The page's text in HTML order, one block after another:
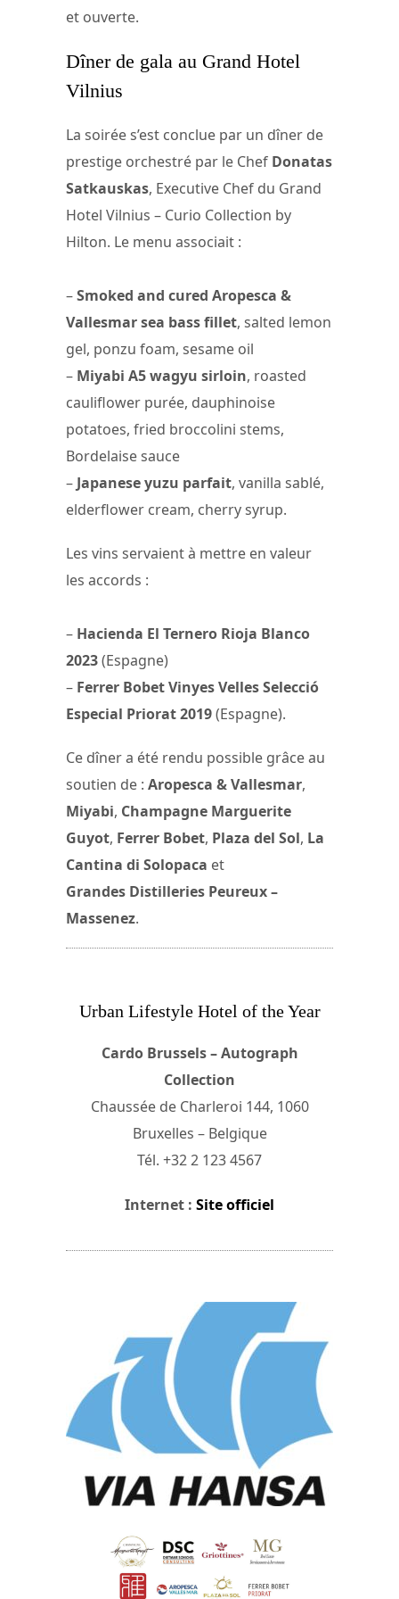
et ouverte.
Dîner de gala au Grand Hotel
Vilnius
La soirée s’est conclue par un dîner de
prestige orchestré par le Chef Donatas
Satkauskas, Executive Chef du Grand
Hotel Vilnius – Curio Collection by
Hilton. Le menu associait :
–Smoked and cured Aropesca &
Vallesmar sea bass fillet, salted lemon
gel, ponzu foam, sesame oil
– Miyabi A5 wagyu sirloin, roasted
cauliflower purée, dauphinoise
potatoes, fried broccolini stems,
Bordelaise sauce
– Japanese yuzu parfait, vanilla sablé,
elderflower cream, cherry syrup.
Les vins servaient à mettre en valeur
les accords :
– Hacienda El Ternero Rioja Blanco
2023(Espagne)
– Ferrer Bobet Vinyes Velles Selecció
Especial Priorat 2019(Espagne).
Ce dîner a été rendu possible grâce au
soutien de : Aropesca & Vallesmar,
Miyabi, Champagne Marguerite
Guyot, Ferrer Bobet, Plaza del Sol, La
Cantina di Solopaca et
Grandes Distilleries Peureux –
Massenez.
Urban Lifestyle Hotel of the Year
Cardo Brussels – Autograph
Collection
Chaussée de Charleroi 144, 1060
Bruxelles – Belgique
Tél. +32 2 123 4567
Internet : Site officiel